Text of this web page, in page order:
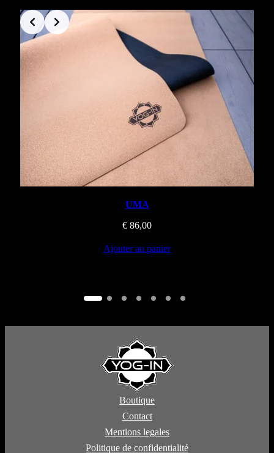
UMA
€ 86,00
Ajouter au panier
Boutique
Contact
Mentions legales
Politique de confidentialité